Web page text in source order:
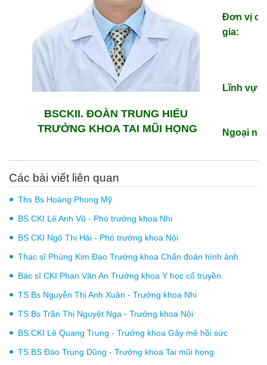
BSCKII. ĐOÀN TRUNG HIẾU
TRƯỞNG KHOA TAI MŨI HỌNG
Đơn vị
gia:
Lĩnh vực
Ngoại
Các bài viết liên quan
Ths Bs Hoàng Phong Mỹ
BS CKI Lê Anh Vũ - Phó trưởng khoa Nhi
BS CKI Ngô Thị Hải - Phó trưởng khoa Nội
Thạc sĩ Phùng Kim Đạo Trưởng khoa Chẩn đoán hình ảnh
Bác sĩ CKI Phan Văn An Trưởng khoa Y học cổ truyền
TS.Bs Nguyễn Thị Anh Xuân - Trưởng khoa Nhi
TS.Bs Trần Thị Nguyệt Nga - Trưởng khoa Nội
BS.CKI Lê Quang Trung - Trưởng khoa Gây mê hồi sức
TS.BS Đào Trung Dũng - Trưởng khoa Tai mũi họng